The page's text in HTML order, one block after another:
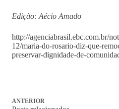
Edição: Aécio Amado
http://agenciabrasil.ebc.com.br/
12/maria-do-rosario-diz-que-
preservar-dignidade-de-
ANTERIOR